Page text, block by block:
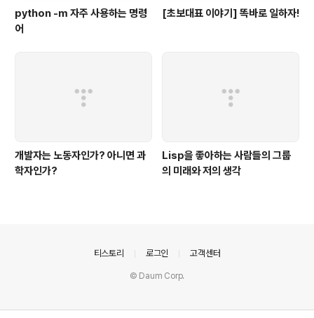
python -m 자주 사용하는 명령
어
[초보대표 이야기] 똑바로 일하자!
개발자는 노동자인가? 아니면 과
학자인가?
Lisp을 좋아하는 사람들의 그룹
의 미래와 저의 생각
티스토리 로그인 고객센터
© Daum Corp.